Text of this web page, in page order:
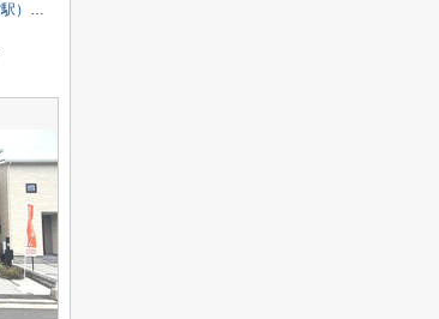
廿日市市大野字対厳山（前空駅）最終1棟